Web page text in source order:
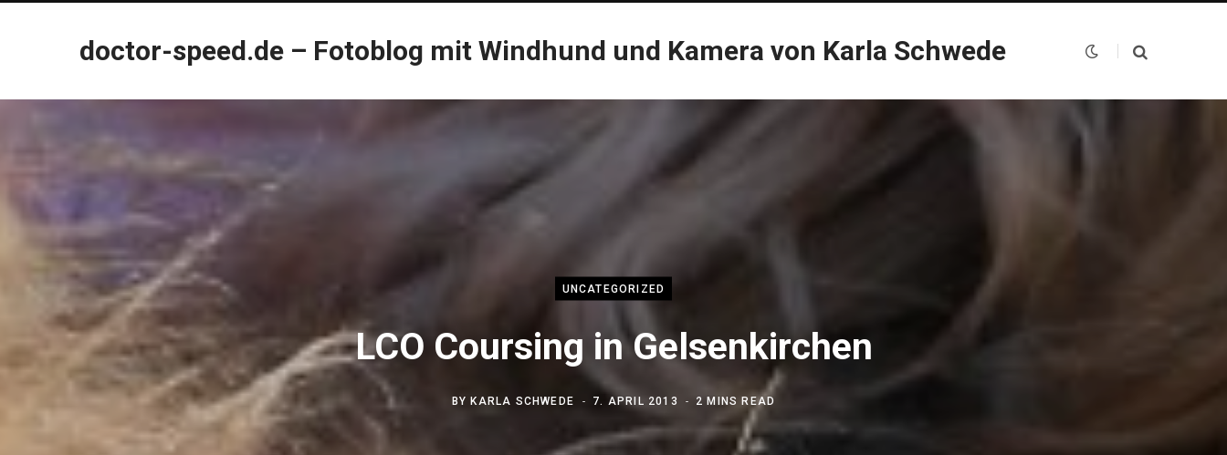
doctor-speed.de – Fotoblog mit Windhund und Kamera von Karla Schwede
UNCATEGORIZED
LCO Coursing in Gelsenkirchen
BYKARLA SCHWEDE 7. APRIL 2013 2 MINS READ